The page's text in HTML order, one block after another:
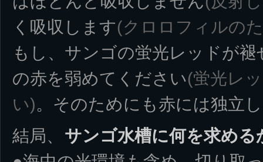
く吸収します(クロロフィルの
もし、サンゴの蛍光レッドが
の赤を弱めてください(蛍光レ
い)。そのためにも赤には独立
結局、 サンゴ水槽に何を求める